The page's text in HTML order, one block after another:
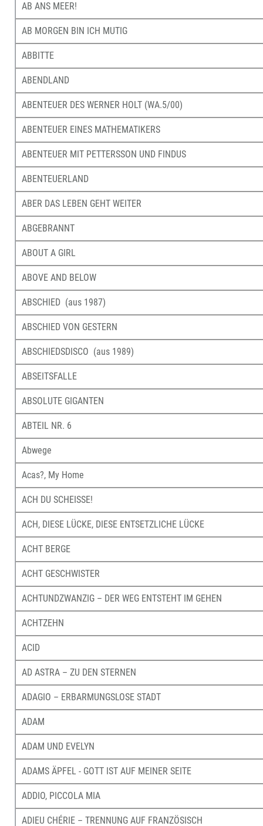
AB ANS MEER!
AB MORGEN BIN ICH MUTIG
ABBITTE
ABENDLAND
ABENTEUER DES WERNER HOLT (WA.5/00)
ABENTEUER EINES MATHEMATIKERS
ABENTEUER MIT PETTERSSON UND FINDUS
ABENTEUERLAND
ABER DAS LEBEN GEHT WEITER
ABGEBRANNT
ABOUT A GIRL
ABOVE AND BELOW
ABSCHIED (aus 1987)
ABSCHIED VON GESTERN
ABSCHIEDSDISCO (aus 1989)
ABSEITSFALLE
ABSOLUTE GIGANTEN
ABTEIL NR. 6
Abwege
Acas?, My Home
ACH DU SCHEISSE!
ACH, DIESE LÜCKE, DIESE ENTSETZLICHE LÜCKE
ACHT BERGE
ACHT GESCHWISTER
ACHTUNDZWANZIG – DER WEG ENTSTEHT IM GEHEN
ACHTZEHN
ACID
AD ASTRA – ZU DEN STERNEN
ADAGIO – ERBARMUNGSLOSE STADT
ADAM
ADAM UND EVELYN
ADAMS ÄPFEL - GOTT IST AUF MEINER SEITE
ADDIO, PICCOLA MIA
ADIEU CHÉRIE – TRENNUNG AUF FRANZÖSISCH